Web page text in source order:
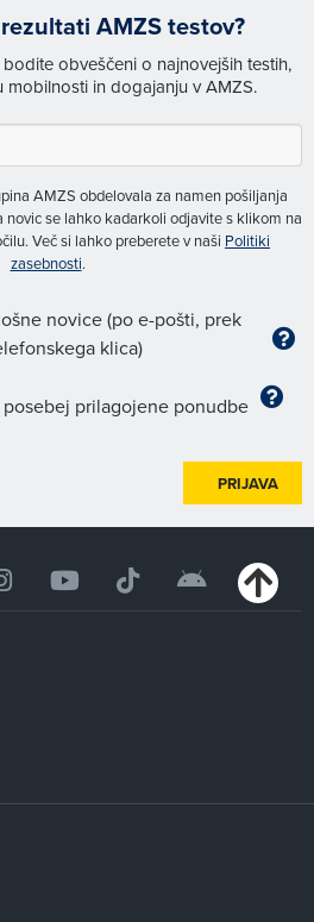
AMZS testov?
obveščeni o najnovejših testih,
in dogajanju v AMZS.
AMZS obdelovala za namen pošiljanja
novic se lahko kadarkoli odjavite s klikom na
Več si lahko preberete v naši Politiki
zasebnosti.
novice (po e-pošti, prek
klica)
prilagojene ponudbe
PRIJAVA